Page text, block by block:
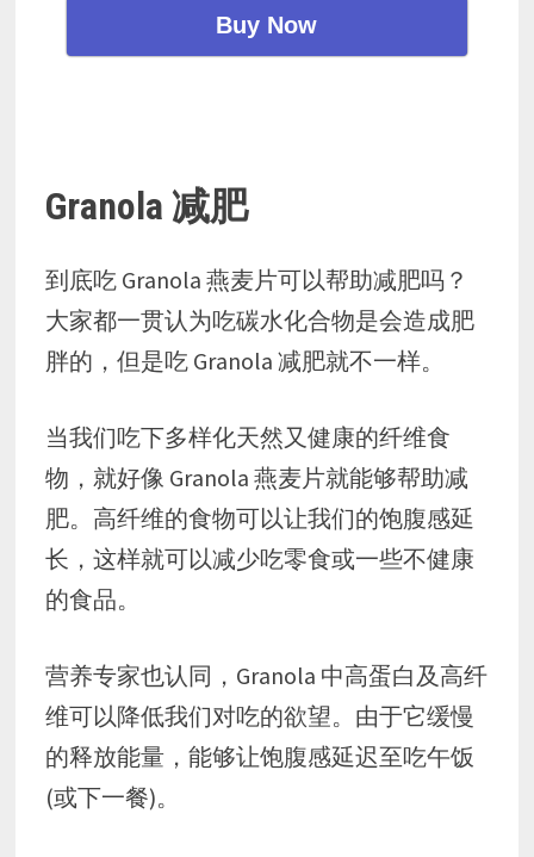
Buy Now
Granola 减肥
到底吃 Granola 燕麦片可以帮助减肥吗？
大家都一贯认为吃碳水化合物是会造成肥
胖的，但是吃 Granola 减肥就不一样。
当我们吃下多样化天然又健康的纤维食
物，就好像 Granola 燕麦片就能够帮助减
肥。高纤维的食物可以让我们的饱腹感延
长，这样就可以减少吃零食或一些不健康
的食品。
营养专家也认同，Granola 中高蛋白及高纤
维可以降低我们对吃的欲望。由于它缓慢
的释放能量，能够让饱腹感延迟至吃午饭
(或下一餐)。